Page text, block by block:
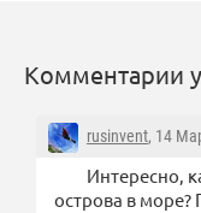
Комментарии
rusinvent, 14
Интересно,
острова в море?